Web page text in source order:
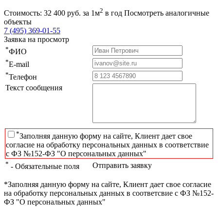
Стоимость: 32 400 руб. за 1м2 в год Посмотреть аналогичные
объекты
7 (495) 369-01-55
Заявка на просмотр
*ФИО
*E-mail
*Телефон
Текст сообщения
*Заполняя данную форму на сайте, Клиент дает свое
согласие на обработку персональных данных в соответствие
с ФЗ №152-ФЗ "О персональных данных"
* - Обязательные поля Отправить заявку
*Заполняя данную форму на сайте, Клиент дает свое согласие
на обработку персональных данных в соответсвие с ФЗ №152-
ФЗ "О персональных данных"